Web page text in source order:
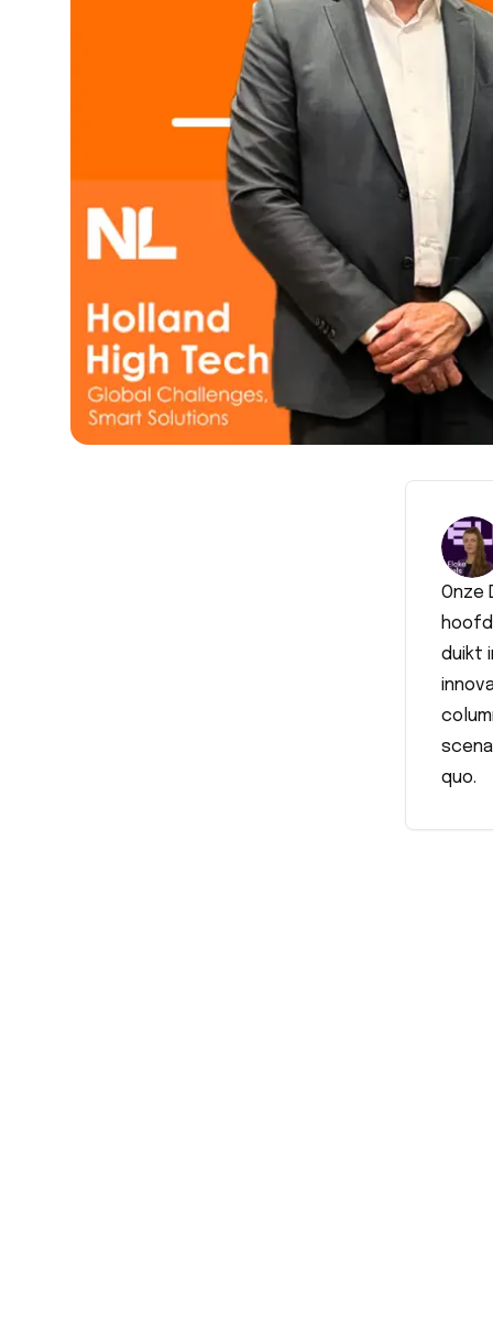
Onze
duikt
quo.